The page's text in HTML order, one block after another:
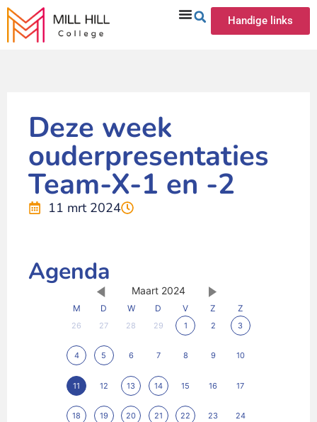
Handige links
Deze week
ouderpresentaties
Team-X-1 en -2
11 mrt 2024
Agenda
Maart 2024
M D W D V Z Z
26 27 28 29 1 2 3
4 5 6 7 8 9 10
11 12 13 14 15 16 17
18 19 20 21 22 23 24